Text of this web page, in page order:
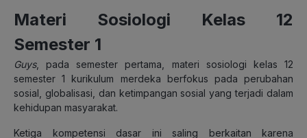
Materi Sosiologi Kelas 12
Semester 1
Guys, pada semester pertama, materi sosiologi kelas 12
semester 1 kurikulum merdeka berfokus pada perubahan
sosial, globalisasi, dan ketimpangan sosial yang terjadi dalam
kehidupan masyarakat.
Ketiga kompetensi dasar ini saling berkaitan karena